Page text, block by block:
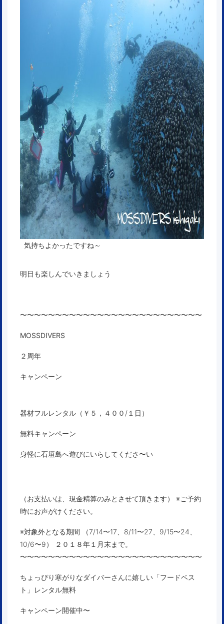
気持ちよかったですね～
明日も楽しんでいきましょう
〜〜〜〜〜〜〜〜〜〜〜〜〜〜〜〜〜〜〜〜〜〜〜〜〜〜
MOSSDIVERS
２周年
キャンペーン
器材フルレンタル（￥５，４００/１日）
無料キャンペーン
身軽に石垣島へ遊びにいらしてくださ〜い
（お支払いは、現金精算のみとさせて頂きます） ※ご予約
時にお声がけください。
※対象外となる期間 （7/14〜17、8/11〜27、9/15〜24、
10/6〜9）
２０１８年１月末まで。
〜〜〜〜〜〜〜〜〜〜〜〜〜〜〜〜〜〜〜〜〜〜〜〜〜〜
ちょっぴり寒がりなダイバーさんに嬉しい「フードベス
ト」レンタル無料
キャンペーン開催中〜